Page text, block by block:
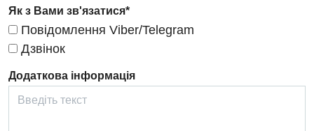
Мамологія
Медична психологія
Неврологія
Нейрохірургія
Як з Вами зв'язатися*
Повідомлення Viber/Telegram
Дзвінок
Додаткова інформація